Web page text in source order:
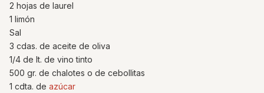
2 hojas de laurel
1 limón
Sal
3 cdas. de aceite de oliva
1/4 de lt. de vino tinto
500 gr. de chalotes o de cebollitas
1 cdta. de azúcar